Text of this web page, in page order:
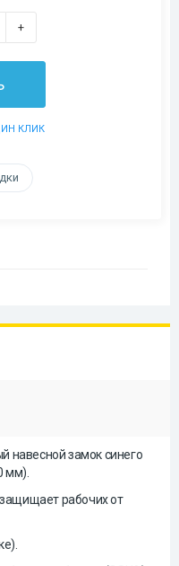
+
КЛИК
навесной замок синего
мм).
рабочих от